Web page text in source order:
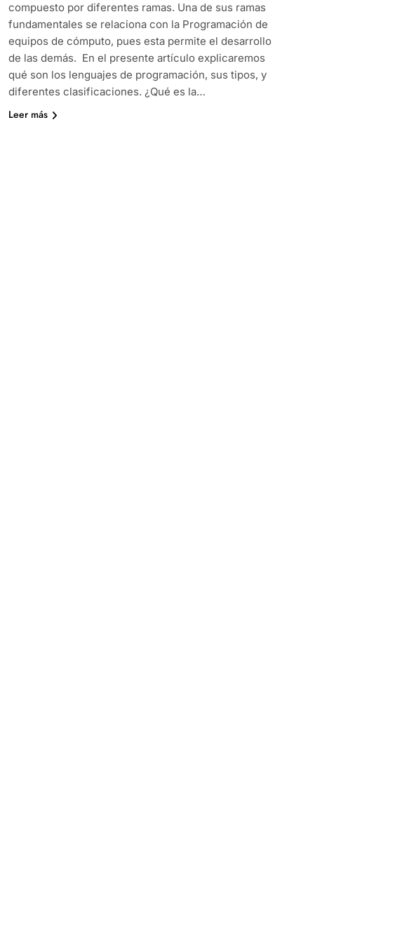
compuesto por diferentes ramas. Una de sus ramas
fundamentales se relaciona con la Programación de
equipos de cómputo, pues esta permite el desarrollo
de las demás. En el presente artículo explicaremos
qué son los lenguajes de programación, sus tipos, y
diferentes clasificaciones. ¿Qué es la…
Leer más